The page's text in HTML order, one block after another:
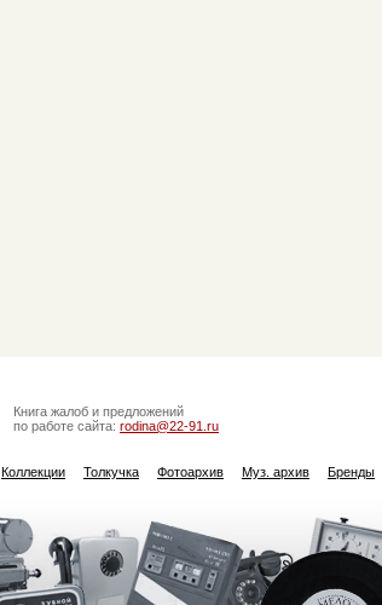
Книга жалоб и предложений
по работе сайта: rodina@22-91.ru
Коллекции Толкучка Фотоархив Муз. архив Бренды